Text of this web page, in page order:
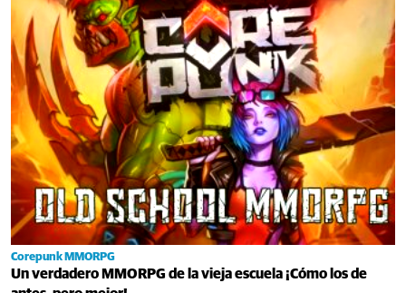
Corepunk MMORPG
Un verdadero MMORPG de la vieja escuela ¡Cómo los de